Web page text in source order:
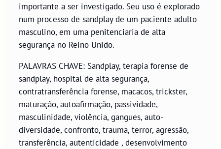
importante a ser investigado. Seu uso é explorado
num processo de sandplay de um paciente adulto
masculino, em uma penitenciaria de alta
segurança no Reino Unido.
PALAVRAS CHAVE: Sandplay, terapia forense de
sandplay, hospital de alta segurança,
contratransferência forense, macacos, trickster,
maturação, autoafirmação, passividade,
masculinidade, violência, gangues, auto-
diversidade, confronto, trauma, terror, agressão,
transferência, autenticidade , desenvolvimento